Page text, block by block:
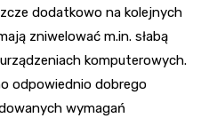
dodatkowo na kolejnych
zniwelować m.in. słabą
komputerowych.
odpowiednio dobrego
wymagań